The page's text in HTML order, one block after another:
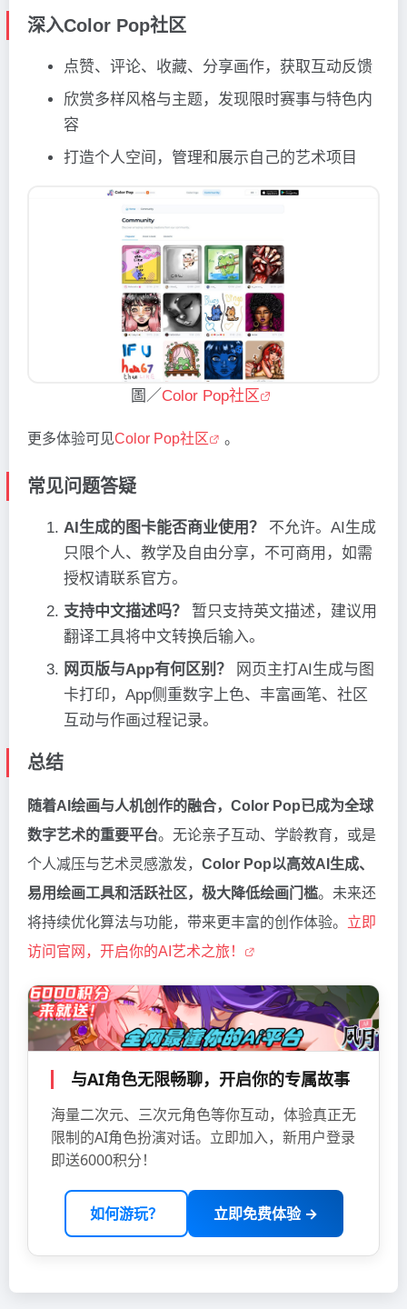
深入Color Pop社区
点赞、评论、收藏、分享画作，获取互动反馈
欣赏多样风格与主题，发现限时赛事与特色内
容
打造个人空间，管理和展示自己的艺术项目
圖／Color Pop社区
更多体验可见Color Pop社区 。
常见问题答疑
AI生成的图卡能否商业使用？
不允许。AI生成
只限个人、教学及自由分享，不可商用，如需
授权请联系官方。
支持中文描述吗？
暂只支持英文描述，建议用
翻译工具将中文转换后输入。
网页版与App有何区别？
网页主打AI生成与图
卡打印，App侧重数字上色、丰富画笔、社区
互动与作画过程记录。
总结
随着AI绘画与人机创作的融合，Color Pop已成为全球
数字艺术的重要平台。无论亲子互动、学龄教育，或是
个人减压与艺术灵感激发， Color Pop以高效AI生成、
易用绘画工具和活跃社区，极大降低绘画门槛。未来还
将持续优化算法与功能，带来更丰富的创作体验。 立即
访问官网，开启你的AI艺术之旅！
与AI角色无限畅聊，开启你的专属故事
海量二次元、三次元角色等你互动，体验真正无
限制的AI角色扮演对话。立即加入，新用户登录
即送6000积分！
如何游玩？ 立即免费体验 →